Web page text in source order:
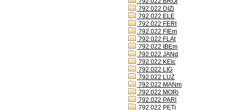
792.022 DIZi
792.022 ELE
792.022 FERt
792.022 FIEm
792.022 FLAt
792.022 IBEm
792.022 JANd
792.022 KEIc
792.022 LIG
792.022 LUZ
792.022 MANm
792.022 MORi
792.022 PARl
792.022 PETi